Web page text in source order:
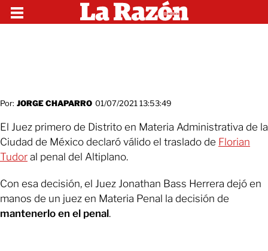
Por: JORGE CHAPARRO 01/07/2021 13:53:49
El Juez primero de Distrito en Materia Administrativa de la
Ciudad de México declaró válido el traslado de Florian
Tudor al penal del Altiplano.
Con esa decisión, el Juez Jonathan Bass Herrera dejó en
manos de un juez en Materia Penal la decisión de
mantenerlo en el penal.